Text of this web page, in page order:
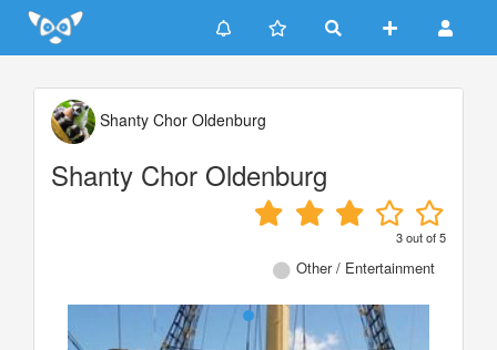
Update cookies preferences
Shanty Chor Oldenburg
Shanty Chor Oldenburg
3out of5
Other / Entertainment